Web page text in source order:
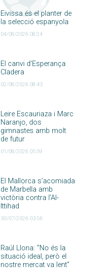
Eivissa és el planter de
la selecció espanyola
04/08/2026 08:24
El canvi d’Esperança
Cladera
02/08/2026 08:43
Leire Escauriaza i Marc
Naranjo, dos
gimnastes amb molt
de futur
01/08/2026 05:59
El Mallorca s’acomiada
de Marbella amb
victòria contra l’Al-
Ittihad
30/07/2026 03:56
Raúl Llona: ”No és la
situació ideal, però el
nostre mercat va lent”